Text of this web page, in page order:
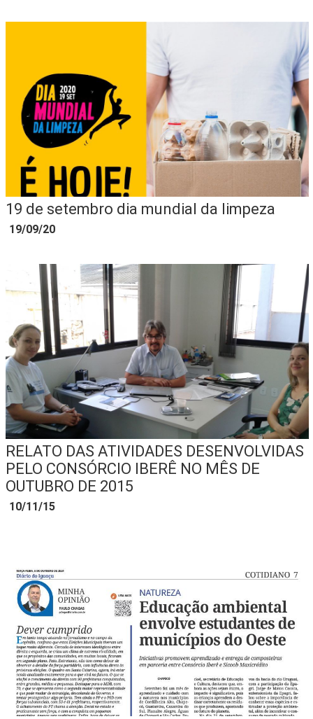
19 de setembro dia mundial da limpeza
19/09/20
RELATO DAS ATIVIDADES DESENVOLVIDAS
PELO CONSÓRCIO IBERÊ NO MÊS DE
OUTUBRO DE 2015
10/11/15